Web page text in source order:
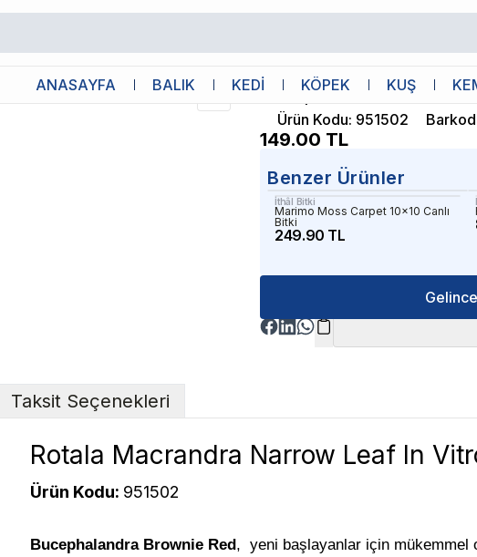
ANASAYFA BALIK KEDİ KÖPEK KUŞ
İthâl Bitki
Bucephalandra Brownie
Ürün Kodu: 951502 Barkod
149.00 TL
Benzer Ürünler
İthâl Bitki
Marimo Moss Carpet 10x10 Canlı
Bitki
249.90 TL
Taksit Seçenekleri
Rotala Macrandra Narrow Leaf In
Ürün Kodu: 951502
Bucephalandra Brownie Red, yeni başlayanlar için mükemmel